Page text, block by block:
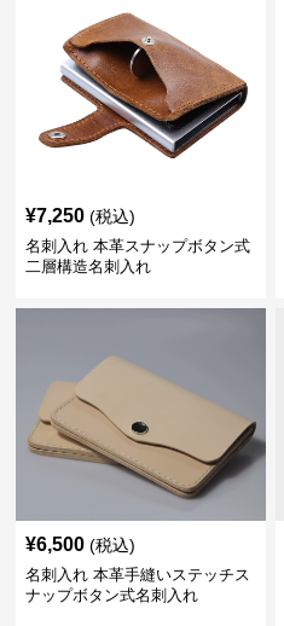
¥7,250 (税込)
名刺入れ 本革スナップボタン式
二層構造名刺入れ
¥6,500 (税込)
名刺入れ 本革手縫いステッチス
ナップボタン式名刺入れ